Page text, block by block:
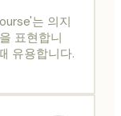
는 의지
표현합니
유용합니다.